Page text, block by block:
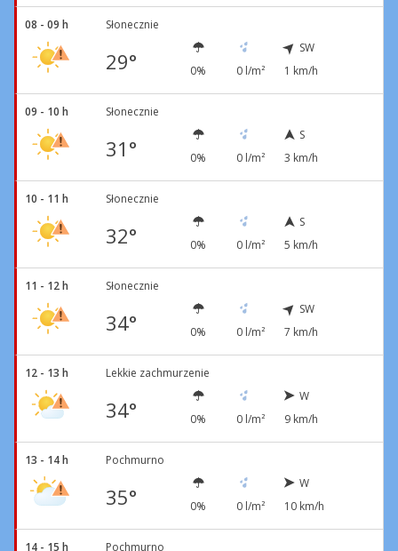
08 - 09 h Słonecznie
29° 0% 0 l/m²
SW
1 km/h
09 - 10 h Słonecznie
31° 0% 0 l/m²
S
3 km/h
10 - 11 h Słonecznie
32° 0% 0 l/m²
S
5 km/h
11 - 12 h Słonecznie
34° 0% 0 l/m²
SW
7 km/h
12 - 13 h Lekkie zachmurzenie
34° 0% 0 l/m²
W
9 km/h
13 - 14 h Pochmurno
35° 0% 0 l/m²
W
10 km/h
14 - 15 h Pochmurno